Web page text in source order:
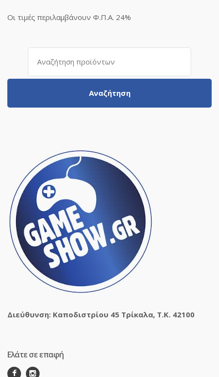
Οι τιμές περιλαμβάνουν Φ.Π.Α. 24%
Αναζήτηση
Αναζήτηση
Διεύθυνση: Καποδιστρίου 45 Τρίκαλα, Τ.Κ. 42100
Ελάτε σε επαφή